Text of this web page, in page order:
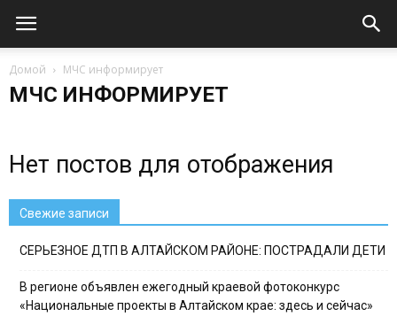
Домой МЧС информирует
МЧС ИНФОРМИРУЕТ
Нет постов для отображения
Свежие записи
СЕРЬЕЗНОЕ ДТП В АЛТАЙСКОМ РАЙОНЕ: ПОСТРАДАЛИ ДЕТИ
В регионе объявлен ежегодный краевой фотоконкурс
«Национальные проекты в Алтайском крае: здесь и сейчас»